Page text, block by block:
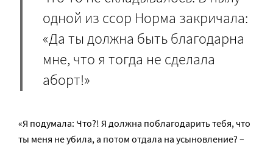
одной из ссор Норма закричала:
«Да ты должна быть благодарна
мне, что я тогда не сделала
аборт!»
«Я подумала: Что?! Я должна поблагодарить тебя, что
ты меня не убила, а потом отдала на усыновление? –